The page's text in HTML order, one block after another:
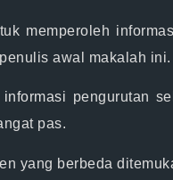
memperoleh
awal makalah ini.
informasi pengurutan
pas.
yang berbeda